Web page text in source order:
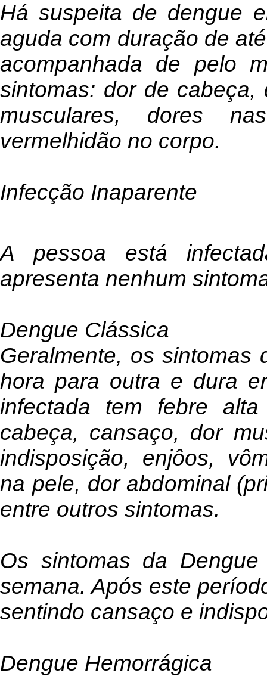
Há suspeita de dengue
aguda com duração de
acompanhada de pelo
sintomas: dor de
musculares, dores
vermelhidão no corpo.
Infecção Inaparente
A pessoa está
apresenta nenhum
Dengue Clássica
Geralmente, os sintomas
hora para outra e dura
infectada tem febre
cabeça, cansaço, dor
indisposição, enjôos,
na pele, dor abdominal
entre outros sintomas.
Os sintomas da
semana. Após este
sentindo cansaço e
Dengue Hemorrágica